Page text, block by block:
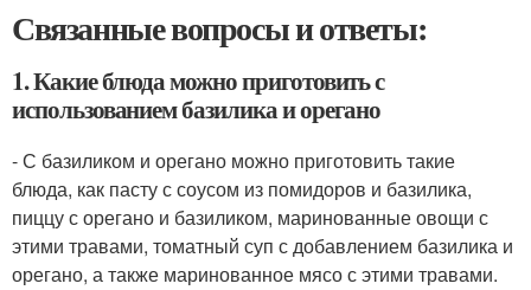
Связанные вопросы и ответы:
1. Какие блюда можно приготовить с
использованием базилика и орегано
- С базиликом и орегано можно приготовить такие
блюда, как пасту с соусом из помидоров и базилика,
пиццу с орегано и базиликом, маринованные овощи с
этими травами, томатный суп с добавлением базилика и
орегано, а также маринованное мясо с этими травами.